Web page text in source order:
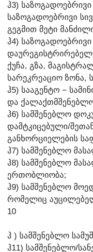
Ჰ3) ᲡᲐᲖᲝᲒᲐᲓᲝᲔᲑᲠᲘᲕᲘ
ᲡᲐᲖᲝᲒᲐᲓᲝᲔᲑᲠᲘᲕᲘ
ᲒᲔᲒᲛᲘᲗ ᲛᲔᲢᲘ
Ჰ4)
ᲥᲣᲩᲐ, ᲒᲖᲐ,
ᲡᲐᲠᲔᲙᲠᲔᲐᲪᲘᲝ ᲖᲝᲜᲐ,
Ჰ5) ᲡᲐᲐᲒᲔᲜᲢᲝ −
ᲓᲐ
Ჰ6) ᲡᲐᲛᲨᲔᲜᲔᲑᲚᲝ
ᲓᲐᲛᲢᲙᲘᲪᲔᲑᲣᲚᲘ/
ᲒᲐᲜᲮᲝᲠᲪᲘᲔᲚᲔᲑᲘᲡ
Ჰ7) ᲡᲐᲛᲨᲔᲜᲔᲑᲚᲝ
Ჰ8) ᲡᲐᲛᲨᲔᲜᲔᲑᲚᲝ
ᲔᲠᲗᲝᲑᲚᲘᲝᲑᲐ;
Ჰ9) ᲡᲐᲛᲨᲔᲜᲔᲑᲚᲝ
ᲠᲝᲛᲔᲚᲘᲪ
10
Ჰ ) ᲡᲐᲛᲨᲔᲜᲔᲑᲚᲝ
Ჰ11) ᲡᲐᲛᲨᲔᲜᲔᲑᲚᲝ/